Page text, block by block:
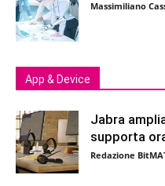
Massimiliano
App & Device
Jabra
supporta
Redazione